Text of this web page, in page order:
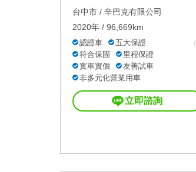
台中市 / 辛巴克有限公司
2020年 / 96,669km
認證車
五大保證
符合保固
里程保證
實車實價
友善試車
非多元化營業用車
立即諮詢